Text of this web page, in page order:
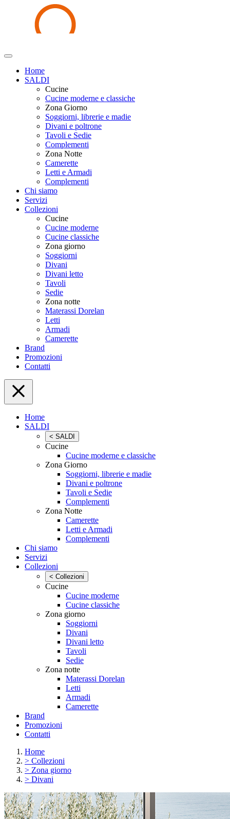
Home
SALDI
Cucine
Cucine moderne e classiche
Zona Giorno
Soggiorni, librerie e madie
Divani e poltrone
Tavoli e Sedie
Complementi
Zona Notte
Camerette
Letti e Armadi
Complementi
Chi siamo
Servizi
Collezioni
Cucine
Cucine moderne
Cucine classiche
Zona giorno
Soggiorni
Divani
Divani letto
Tavoli
Sedie
Zona notte
Materassi Dorelan
Letti
Armadi
Camerette
Brand
Promozioni
Contatti
Home
SALDI
< SALDI
Cucine
Cucine moderne e classiche
Zona Giorno
Soggiorni, librerie e madie
Divani e poltrone
Tavoli e Sedie
Complementi
Zona Notte
Camerette
Letti e Armadi
Complementi
Chi siamo
Servizi
Collezioni
< Collezioni
Cucine
Cucine moderne
Cucine classiche
Zona giorno
Soggiorni
Divani
Divani letto
Tavoli
Sedie
Zona notte
Materassi Dorelan
Letti
Armadi
Camerette
Brand
Promozioni
Contatti
Home
> Collezioni
> Zona giorno
> Divani